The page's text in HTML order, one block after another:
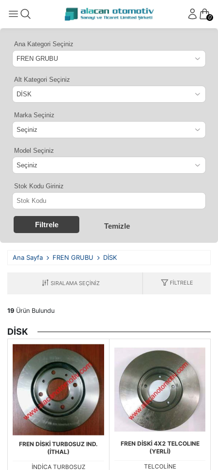
0
Ana Kategori Seçiniz
Alt Kategori Seçiniz
Marka Seçiniz
Model Seçiniz
Stok Kodu Giriniz
Filtrele Temizle
Ana Sayfa FREN GRUBU DİSK
FILTRELE
19 Ürün Bulundu
DİSK
FREN DİSKİ TURBOSUZ IND.
(İTHAL)
İNDİCA TURBOSUZ
FREN DİSKİ 4X2 TELCOLINE
(YERLİ)
TELCOLİNE